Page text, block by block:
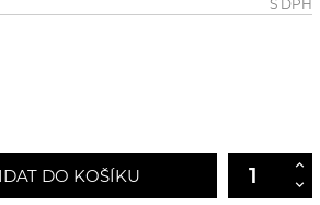
S DPH
DO KOŠÍKU